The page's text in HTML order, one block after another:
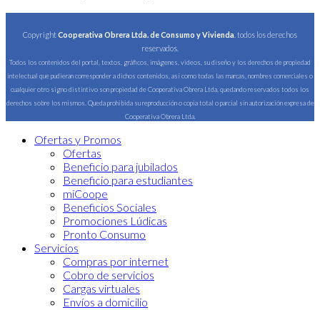
CopyrightCooperativa Obrera Ltda. de Consumo y Vivienda . todos los derechos
reservados.
Todos los contenidos del portal, textos, gráficos, imágenes, videos, su diseño y los derechos de propiedad
intelectual que pudieran corresponder a dichos contenidos, así como todas las marcas, nombres comerciales o
cualquier otro signo distintivo son propiedad de Cooperativa Obrera Ltda, quedando reservados todos los
derechos sobre los mismos. Queda prohibida su reproducción o copia total o parcial sin autorización expresa de
Cooperativa Obrera Ltda.
Ofertas y Promos
Ofertas
Beneficio para jubilados
Beneficio para estudiantes
miCoope
Beneficios Sociales
Promociones Lúdicas
Pronto Consumo
Servicios
Compras por internet
Cobro de servicios
Cargas virtuales
Envíos a domicilio